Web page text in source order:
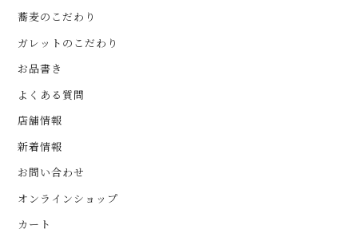
蕎麦のこだわり
ガレットのこだわり
お品書き
よくある質問
店舗情報
新着情報
お問い合わせ
オンラインショップ
カート